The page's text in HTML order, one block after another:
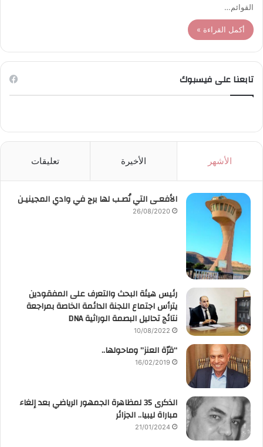
القوائم…
أكمل القراءة »
تابعنا على فيسبوك
الأشهر الأخيرة تعليقات
الأفعـى التي نُصـب لها برج في وادي المجينيـن
26/08/2020
رئيس هيئة البحث والتعرف على المفقودين
يترأس اجتماع اللجنة الدائمة الخاصة بمراجعة
نتائج تحاليل البصمة الوراثية DNA
10/08/2022
“قرّة العنز” وماحولها..
16/02/2019
الذكرى 35 لمظاهرة الجمهور الرياضي بعد إلغاء
مباراة ليبيا.. الجزائر
21/01/2024